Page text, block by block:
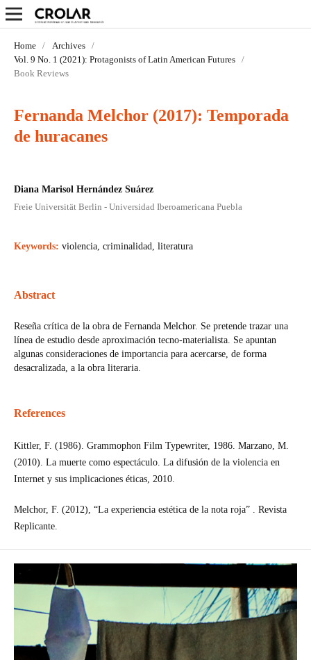
Home / Archives
/
Vol. 9 No. 1 (2021): Protagonists of Latin American Futures
/
Book Reviews
Fernanda Melchor (2017): Temporada
de huracanes
Diana Marisol Hernández Suárez
Freie Universität Berlin - Universidad Iberoamericana Puebla
Keywords: violencia, criminalidad, literatura
Abstract
Reseña crítica de la obra de Fernanda Melchor. Se pretende trazar una
línea de estudio desde aproximación tecno-materialista. Se apuntan
algunas consideraciones de importancia para acercarse, de forma
desacralizada, a la obra literaria.
References
Kittler, F. (1986). Grammophon Film Typewriter, 1986. Marzano, M.
(2010). La muerte como espectáculo. La difusión de la violencia en
Internet y sus implicaciones éticas, 2010.
Melchor, F. (2012), “La experiencia estética de la nota roja” . Revista
Replicante.